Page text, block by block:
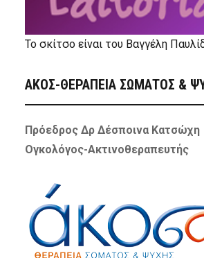
Το σκίτσο είναι του Βαγγέλη
ΑΚΟΣ-ΘΕΡΑΠΕΙΑ ΣΩΜΑΤΟΣ &
Πρόεδρος Δρ Δέσποινα Κατσώχη
Ογκολόγος-Ακτινοθεραπευτής